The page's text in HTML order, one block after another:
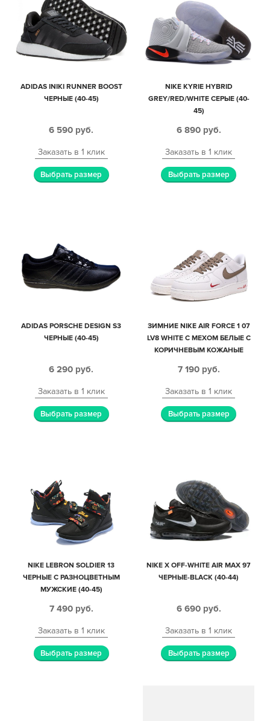
ADIDAS INIKI RUNNER BOOST
ЧЕРНЫЕ (40-45)
6 590 руб.
Заказать в 1 клик
Выбрать размер
NIKE KYRIE HYBRID
GREY/RED/WHITE СЕРЫЕ (40-
45)
6 890 руб.
Заказать в 1 клик
Выбрать размер
ADIDAS PORSCHE DESIGN S3
ЧЕРНЫЕ (40-45)
6 290 руб.
Заказать в 1 клик
Выбрать размер
ЗИМНИЕ NIKE AIR FORCE 1 07
LV8 WHITE С МЕХОМ БЕЛЫЕ С
КОРИЧНЕВЫМ КОЖАНЫЕ
7 190 руб.
Заказать в 1 клик
Выбрать размер
NIKE LEBRON SOLDIER 13
ЧЕРНЫЕ С РАЗНОЦВЕТНЫМ
МУЖСКИЕ (40-45)
7 490 руб.
Заказать в 1 клик
Выбрать размер
NIKE X OFF-WHITE AIR MAX 97
ЧЕРНЫЕ-BLACK (40-44)
6 690 руб.
Заказать в 1 клик
Выбрать размер